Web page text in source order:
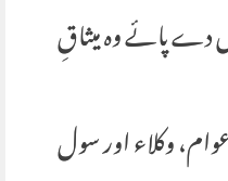
پائے وہ میثاقِ
وکلاء اور سول